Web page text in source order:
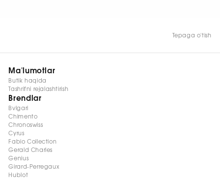
Tepaga o'tish
Ma'lumotlar
Butik haqida
Tashrifni rejalashtirish
Brendlar
Bvlgari
Chimento
Chronoswiss
Cyrus
Fabio Collection
Gerald Charles
Genius
Girard-Perregaux
Hublot